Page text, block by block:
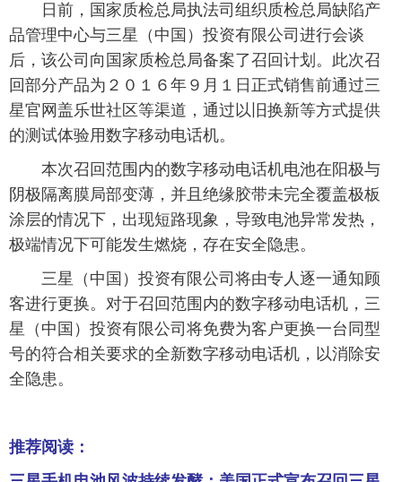
新华电视中文 新华电视英文 返回PC
日前，国家质检总局执法司组织质检总局缺陷产
品管理中心与三星（中国）投资有限公司进行会谈
后，该公司向国家质检总局备案了召回计划。此次召
回部分产品为２０１６年９月１日正式销售前通过三
星官网盖乐世社区等渠道，通过以旧换新等方式提供
的测试体验用数字移动电话机。
本次召回范围内的数字移动电话机电池在阳极与
阴极隔离膜局部变薄，并且绝缘胶带未完全覆盖极板
涂层的情况下，出现短路现象，导致电池异常发热，
极端情况下可能发生燃烧，存在安全隐患。
三星（中国）投资有限公司将由专人逐一通知顾
客进行更换。对于召回范围内的数字移动电话机，三
星（中国）投资有限公司将免费为客户更换一台同型
号的符合相关要求的全新数字移动电话机，以消除安
全隐患。
推荐阅读：